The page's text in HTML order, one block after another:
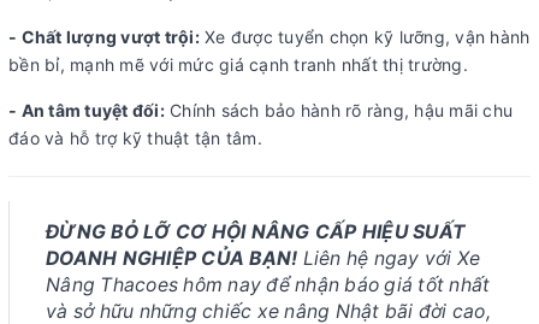
- Chất lượng vượt trội:Xe được tuyển chọn kỹ lưỡng, vận hành
bền bỉ, mạnh mẽ với mức giá cạnh tranh nhất thị trường.
- An tâm tuyệt đối:Chính sách bảo hành rõ ràng, hậu mãi chu
đáo và hỗ trợ kỹ thuật tận tâm.
ĐỪNG BỎ LỠ CƠ HỘI NÂNG CẤP HIỆU SUẤT
DOANH NGHIỆP CỦA BẠN! Liên hệ ngay với Xe
Nâng Thacoes hôm nay để nhận báo giá tốt nhất
và sở hữu những chiếc xe nâng Nhật bãi đời cao,